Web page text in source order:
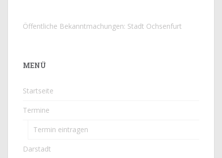
Öffentliche Bekanntmachungen: Stadt Ochsenfurt
MENÜ
Startseite
Termine
Termin eintragen
Darstadt